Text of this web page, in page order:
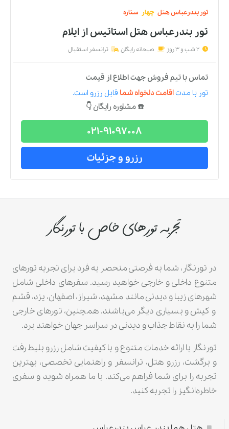
تور بندرعباسهتل چهار ستاره
تور بندرعباس هتل استاتیساز ایلام
2 شب و 3 روز صبحانه رایگان ترانسفر استقبال
تماس با تیم فروش جهت اطلاع از قیمت
تور با مدتاقامت دلخواه شما قابل رزرو است.
☎️ مشاوره رایگان 👇
021-91097008
رزرو و جزئیات
تجربه تورهای خاص با تورنگار
در تورنگار، شما به فرصتی منحصر به فرد برای تجربه تورهای
متنوع داخلی و خارجی خواهید رسید. سفرهای داخلی شامل
شهرهای زیبا و دیدنی مانند مشهد، شیراز، اصفهان، یزد، قشم
و کیش و بسیاری دیگر می‌باشند. همچنین، تورهای خارجی
شما را به نقاط جذاب و دیدنی در سراسر جهان خواهند برد.
تورنگار با ارائه خدمات متنوع و با کیفیت شامل رزرو بلیط رفت
و برگشت، رزرو هتل، ترانسفر و راهنمایی تخصصی، بهترین
تجربه را برای شما فراهم می‌کند. با ما همراه شوید و سفری
خاطره‌انگیز را تجربه کنید.